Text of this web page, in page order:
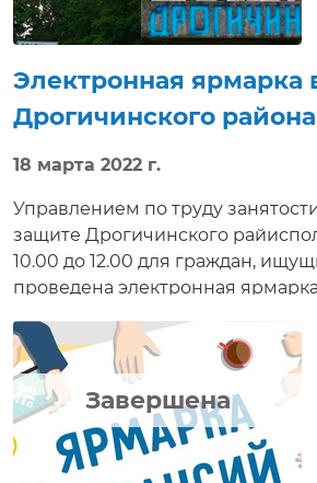
значительно сокращает период
Электронная ярмарка
Дрогичинского района
18 марта 2022 г.
Управлением по труду
защите Дрогичинского
10.00 до 12.00 для граждан,
проведена электронная
площадке http://e-vacancy.by с
предприятий Дрогичинского
Соискатели работ получат
ознакомиться с имеющимися на
предприятиях вакансиями,
интересующие вопросы,
Завершена